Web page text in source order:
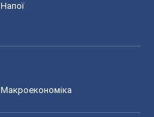
Напої
Макроекономіка